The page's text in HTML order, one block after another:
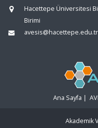
Hacettepe Üniversitesi
Birimi
avesis@hacettepe.edu.tr
Ana Sayfa |
Akademik